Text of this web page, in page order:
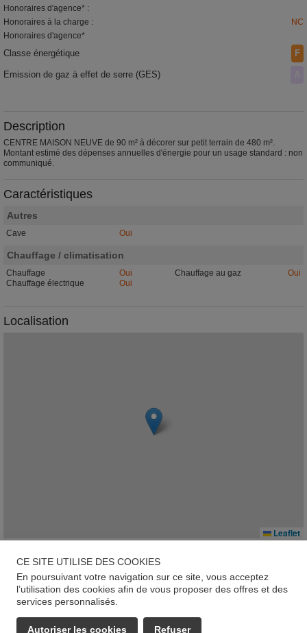
Honoraires d'agence* :
Honoraires à la charge :
NC
Honoraires d'agence*
Classe énergétique F
Emission de gaz à effet de serre (GES)
Description
CENTRE MAISON NEUVE de 90 m² à décorer sur petit terrain de 480 m².
Montant estimé des dépenses annuelles d'énergie pour un usage standard : non
communiqué.
Caractéristiques
Autres
Cave Oui
Chauffage / climatisation
Chauffage Oui Chauffage au gaz
Oui
Chauffage électrique
Oui
Localisation
Leaflet
88250, La Bresse
Géorisques
Les informations sur les risques auxquels ce bien est exposé
sont disponibles sur le site :
www.georisques.gouv.fr
CE SITE UTILISE DES COOKIES
En poursuivant votre navigation sur ce site, vous acceptez
l’utilisation des cookies afin de vous proposer des offres et des
services personnalisés.
Autoriser les cookies Refuser